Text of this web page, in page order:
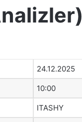
24.12.2025
10:00
ITASHY